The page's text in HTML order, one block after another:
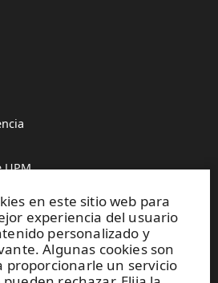
en este sitio web para
experiencia del usuario
personalizado y
Algunas cookies son
proporcionarle un servicio
UPM